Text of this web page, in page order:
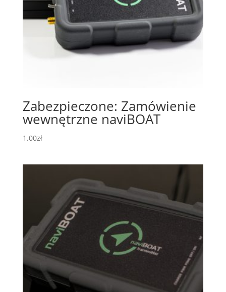
Zabezpieczone: Zamówienie
wewnętrzne naviBOAT
1.00zł